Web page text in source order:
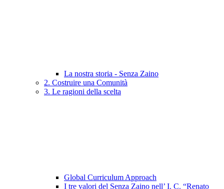
La nostra storia - Senza Zaino
2. Costruire una Comunità
3. Le ragioni della scelta
Global Curriculum Approach
I tre valori del Senza Zaino nell’ I. C. “Renato